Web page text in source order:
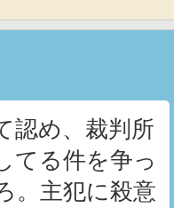
認め、裁判所
てる件を争っ
。主犯に殺意